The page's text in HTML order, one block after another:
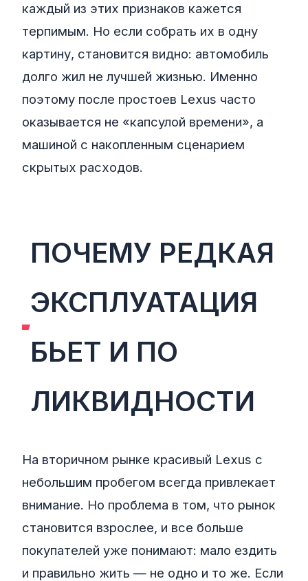
каждый из этих признаков кажется
терпимым. Но если собрать их в одну
картину, становится видно: автомобиль
долго жил не лучшей жизнью. Именно
поэтому после простоев Lexus часто
оказывается не «капсулой времени», а
машиной с накопленным сценарием
скрытых расходов.
ПОЧЕМУ РЕДКАЯ
ЭКСПЛУАТАЦИЯ
БЬЕТ И ПО
ЛИКВИДНОСТИ
На вторичном рынке красивый Lexus с
небольшим пробегом всегда привлекает
внимание. Но проблема в том, что рынок
становится взрослее, и все больше
покупателей уже понимают: мало ездить
и правильно жить — не одно и то же. Если